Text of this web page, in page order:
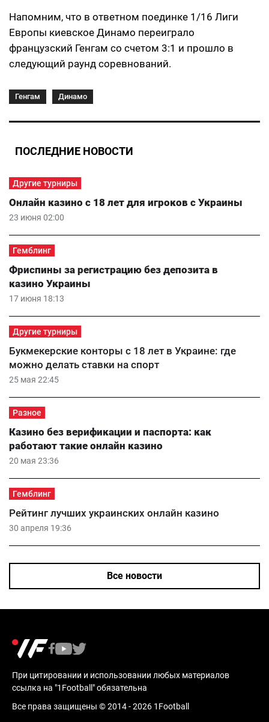
Напомним, что в ответном поединке 1/16 Лиги
Европы киевское Динамо переиграло
французский Генгам со счетом 3:1 и прошло в
следующий раунд соревнований.
Генгам Динамо
ПОСЛЕДНИЕ НОВОСТИ
Другие турниры
23 июня 02:00
Онлайн казино с 18 лет для игроков с Украины
Гемблинг
17 июня 18:13
Фриспины за регистрацию без депозита в
казино Украины
Другие турниры
25 мая 22:45
Букмекерские конторы с 18 лет в Украине: где
можно делать ставки на спорт
Разное
20 мая 23:36
Казино без верификации и паспорта: как
работают такие онлайн казино
Гемблинг
30 апреля 19:36
Рейтинг лучших украинских онлайн казино
Все новости
При цитировании и использовании любых материалов
ссылка на "1Football" обязательна
Все права защищены © 2014 - 2026 1Football